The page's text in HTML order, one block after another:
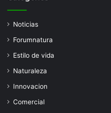
Noticias
Forumnatura
Estilo de vida
Naturaleza
Innovacion
Comercial